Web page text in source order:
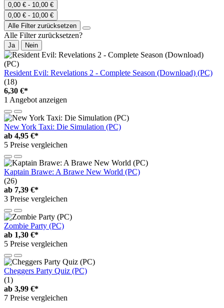
0,00 € - 10,00 €
0,00 € - 10,00 €
Alle Filter zurücksetzen
Alle Filter zurücksetzen?
Ja Nein
Resident Evil: Revelations 2 - Complete Season (Download) (PC)
(18)
6,30 €*
1 Angebot anzeigen
New York Taxi: Die Simulation (PC)
ab 4,95 €*
5 Preise vergleichen
Kaptain Brawe: A Brawe New World (PC)
(26)
ab 7,39 €*
3 Preise vergleichen
Zombie Party (PC)
ab 1,30 €*
5 Preise vergleichen
Cheggers Party Quiz (PC)
(1)
ab 3,99 €*
7 Preise vergleichen